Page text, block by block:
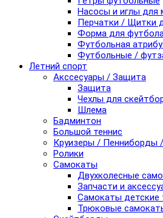
Насосы и иглы для
Перчатки / Щитки
Форма для
Футбольная
Футбольные /
Летний спорт
Акссесуары / Защита
Защита
Чехлы для
Шлема
Бадминтон
Большой теннис
Круизеры / Пенниборды
Ролики
Самокаты
Двухколесные
Запчасти и
Самокаты детские
Трюковые